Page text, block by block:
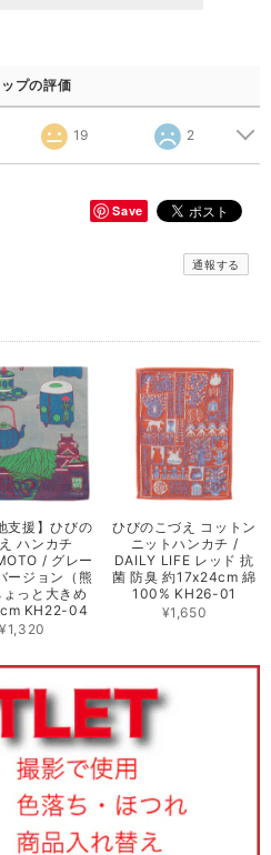
プの評価
19 2
Save
通報する
支援】ひびの
ハンカチ
/ グレー
ージョン（熊
っと大きめ
KH22-04
¥1,320
ひびのこづえ コットン
ニットハンカチ /
DAILY LIFE レッド 抗
菌 防臭 約17x24cm 綿
100% KH26-01
¥1,650